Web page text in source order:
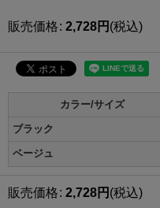
販売価格: 2,728円 (税込)
カラー/サイズ
ブラック
ベージュ
販売価格: 2,728円 (税込)